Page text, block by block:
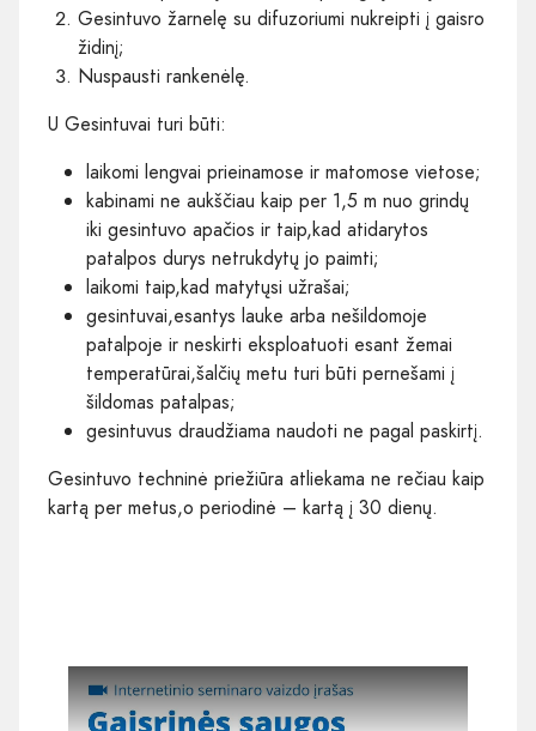
Gesintuvo žarnelę su difuzoriumi nukreipti į gaisro
židinį;
Nuspausti rankenėlę.
U Gesintuvai turi būti:
laikomi lengvai prieinamose ir matomose vietose;
kabinami ne aukščiau kaip per 1,5 m nuo grindų
iki gesintuvo apačios ir taip,kad atidarytos
patalpos durys netrukdytų jo paimti;
laikomi taip,kad matytųsi užrašai;
gesintuvai,esantys lauke arba nešildomoje
patalpoje ir neskirti eksploatuoti esant žemai
temperatūrai,šalčių metu turi būti pernešami į
šildomas patalpas;
gesintuvus draudžiama naudoti ne pagal paskirtį.
Gesintuvo techninė priežiūra atliekama ne rečiau kaip
kartą per metus,o periodinė – kartą į 30 dienų.